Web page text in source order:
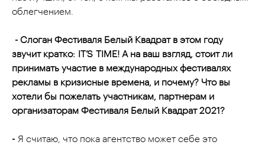
облегчением.
- Слоган Фестиваля Белый Квадрат в этом году
звучит кратко: IT’S TIME! А на ваш взгляд, стоит ли
принимать участие в международных фестивалях
рекламы в кризисные времена, и почему? Что вы
хотели бы пожелать участникам, партнерам и
организаторам Фестиваля Белый Квадрат 2021?
- Я считаю, что пока агентство может себе это